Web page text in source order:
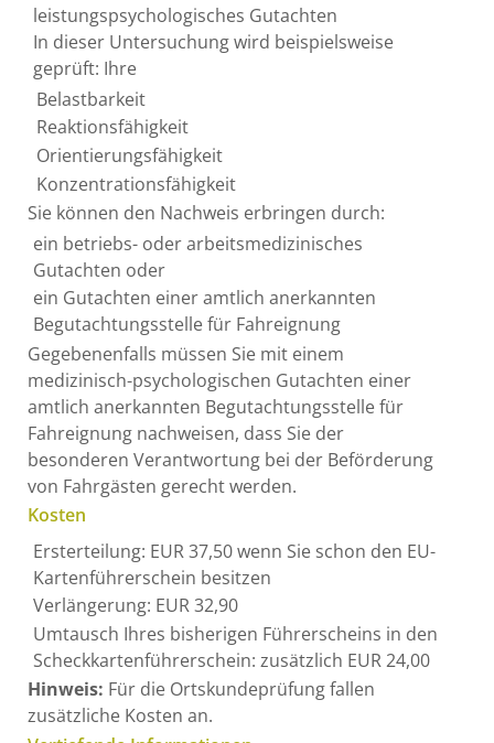
leistungspsychologisches Gutachten
In dieser Untersuchung wird beispielsweise
geprüft: Ihre
Belastbarkeit
Reaktionsfähigkeit
Orientierungsfähigkeit
Konzentrationsfähigkeit
Sie können den Nachweis erbringen durch:
ein betriebs- oder arbeitsmedizinisches
Gutachten oder
ein Gutachten einer amtlich anerkannten
Begutachtungsstelle für Fahreignung
Gegebenenfalls müssen Sie mit einem
medizinisch-psychologischen Gutachten einer
amtlich anerkannten Begutachtungsstelle für
Fahreignung nachweisen, dass Sie der
besonderen Verantwortung bei der Beförderung
von Fahrgästen gerecht werden.
Kosten
Ersterteilung: EUR 37,50 wenn Sie schon den EU-
Kartenführerschein besitzen
Verlängerung: EUR 32,90
Umtausch Ihres bisherigen Führerscheins in den
Scheckkartenführerschein: zusätzlich EUR 24,00
Hinweis: Für die Ortskundeprüfung fallen
zusätzliche Kosten an.